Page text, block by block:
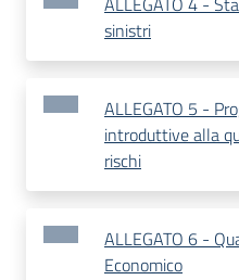
sinistri
ALLEGATO 5 -
introduttive alla
rischi
ALLEGATO 6 -
Economico